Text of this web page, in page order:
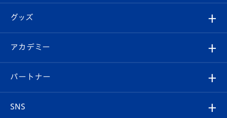
チケット
イベント
メディア
スタッフプロフィール
マスコット紹介
はじめての観戦ガイド
Revive Team
ヴィヴィくんの長崎おもてなしガイド
フォトギャラリー
スタジアムグルメ
チケット
V-LOVERS（ファンクラブ）
プレイヤーズスイート
グッズ
オンラインショップ
店舗情報
アカデミー
育成からのお知らせ
パートナー
SNS